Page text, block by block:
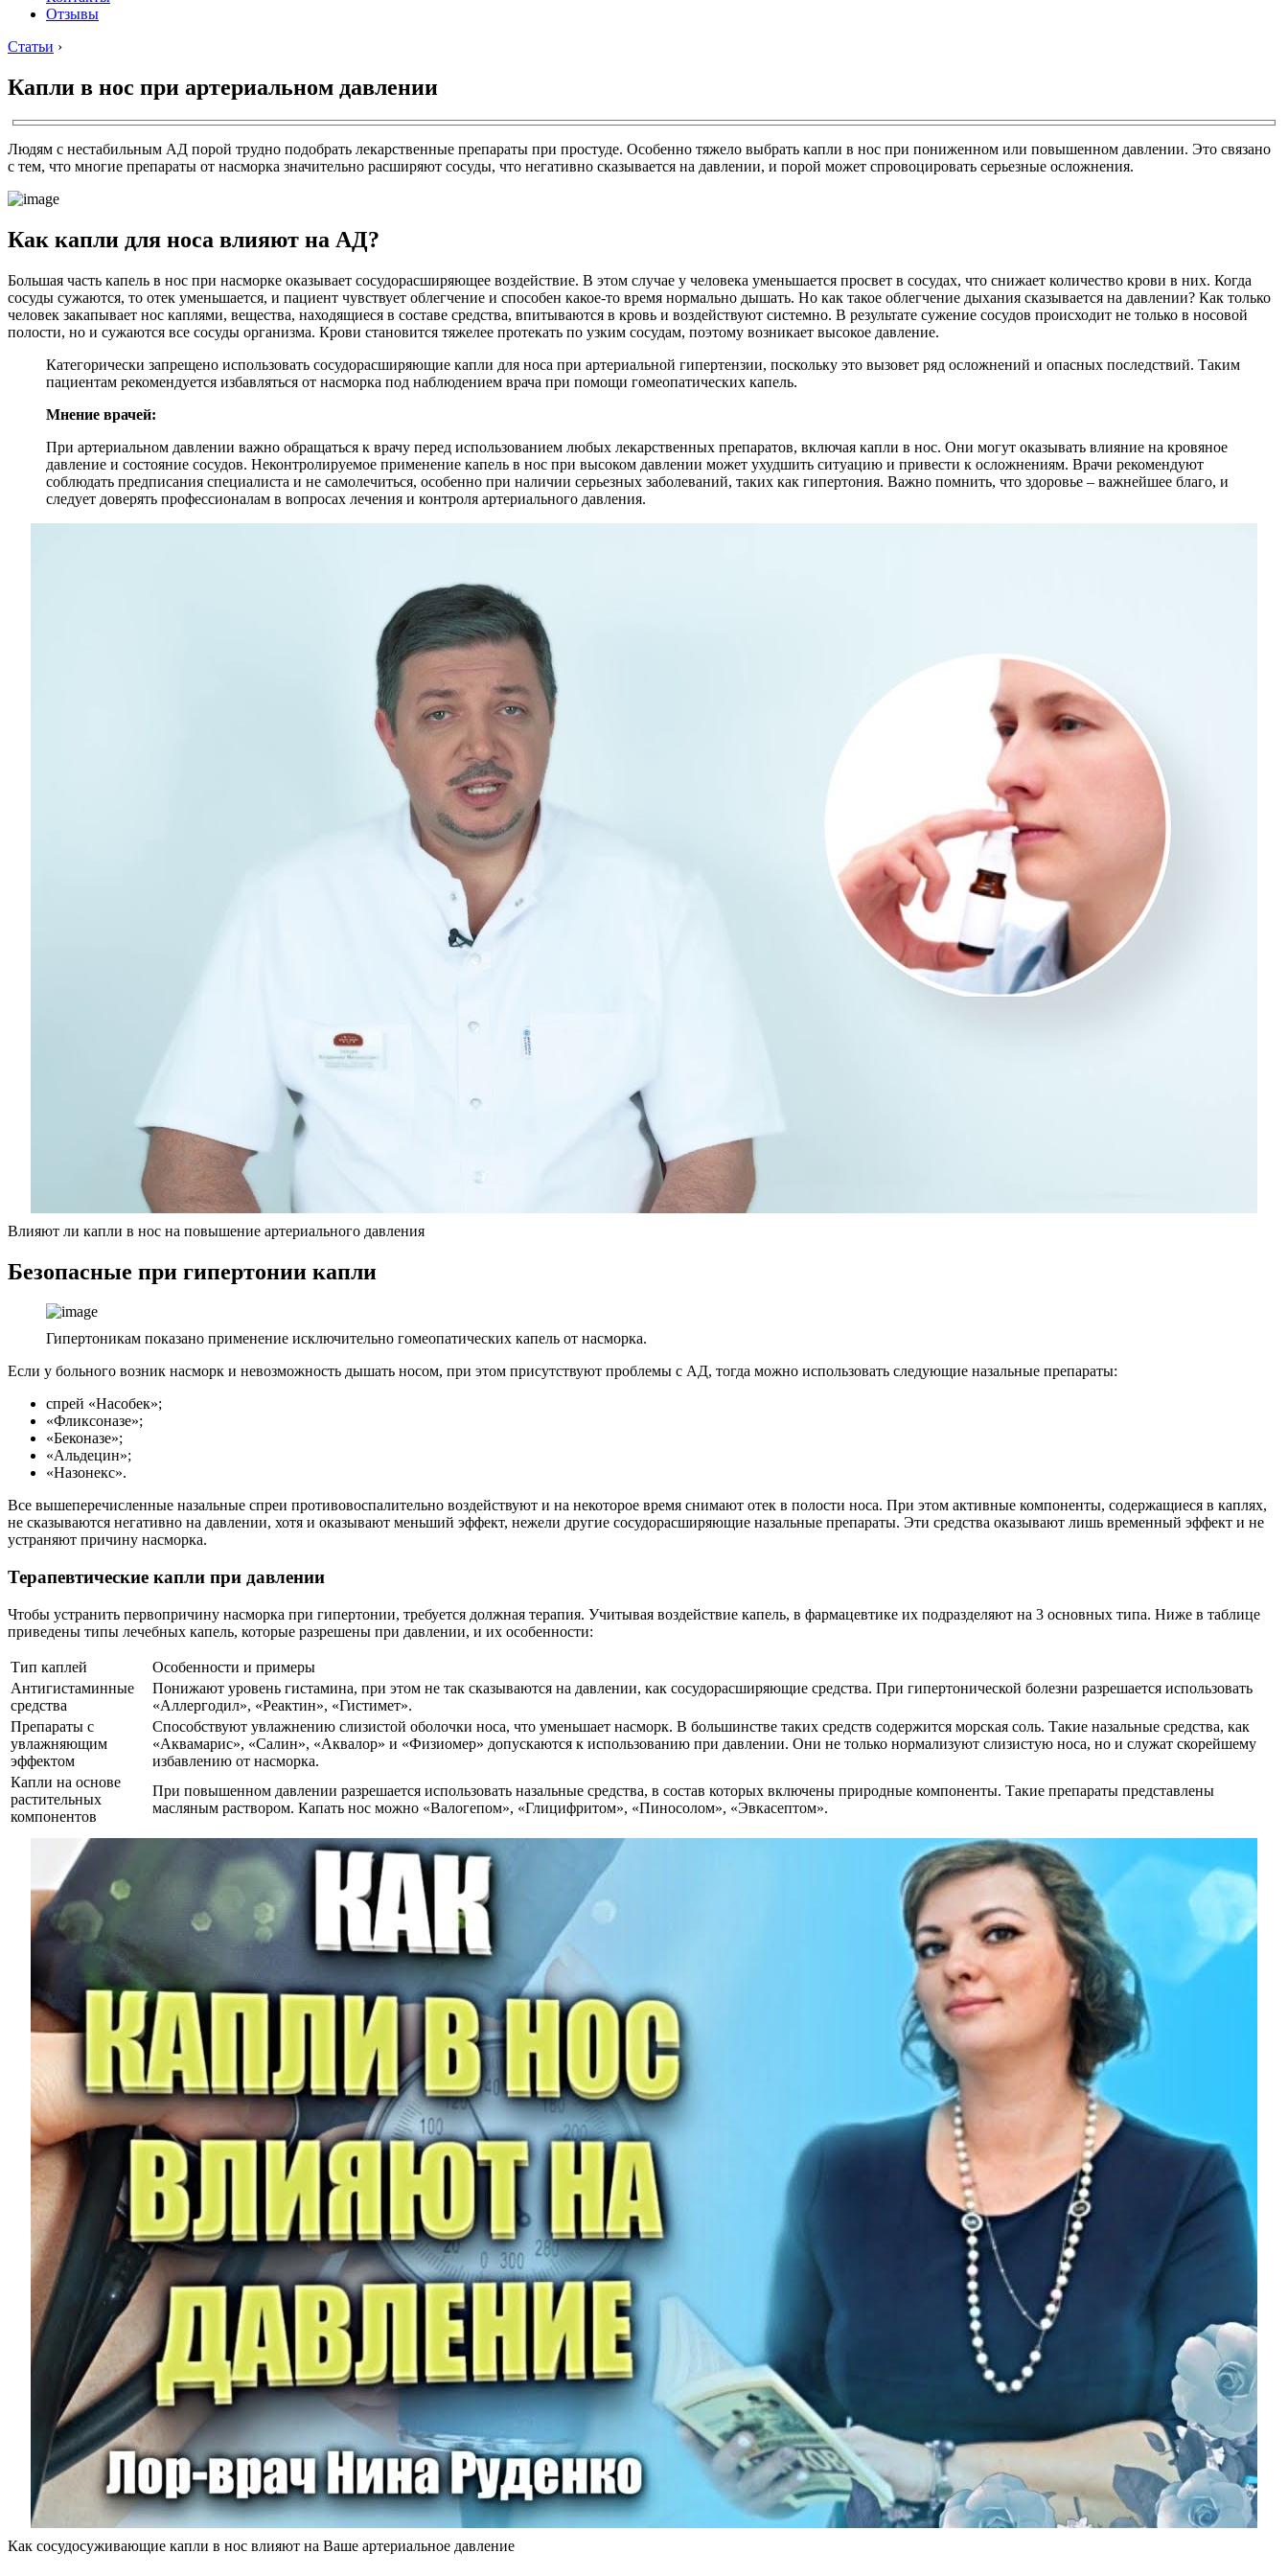
Отзывы
Статьи ›
Капли в нос при артериальном давлении
Людям с нестабильным АД порой трудно подобрать лекарственные препараты при простуде. Особенно тяжело выбрать капли в нос при пониженном или повышенном давлении. Это связано
с тем, что многие препараты от насморка значительно расширяют сосуды, что негативно сказывается на давлении, и порой может спровоцировать серьезные осложнения.
Как капли для носа влияют на АД?
Большая часть капель в нос при насморке оказывает сосудорасширяющее воздействие. В этом случае у человека уменьшается просвет в сосудах, что снижает количество крови в них. Когда
сосуды сужаются, то отек уменьшается, и пациент чувствует облегчение и способен какое-то время нормально дышать. Но как такое облегчение дыхания сказывается на давлении? Как только
человек закапывает нос каплями, вещества, находящиеся в составе средства, впитываются в кровь и воздействуют системно. В результате сужение сосудов происходит не только в носовой
полости, но и сужаются все сосуды организма. Крови становится тяжелее протекать по узким сосудам, поэтому возникает высокое давление.
Категорически запрещено использовать сосудорасширяющие капли для носа при артериальной гипертензии, поскольку это вызовет ряд осложнений и опасных последствий. Таким
пациентам рекомендуется избавляться от насморка под наблюдением врача при помощи гомеопатических капель.
Мнение врачей:
При артериальном давлении важно обращаться к врачу перед использованием любых лекарственных препаратов, включая капли в нос. Они могут оказывать влияние на кровяное
давление и состояние сосудов. Неконтролируемое применение капель в нос при высоком давлении может ухудшить ситуацию и привести к осложнениям. Врачи рекомендуют
соблюдать предписания специалиста и не самолечиться, особенно при наличии серьезных заболеваний, таких как гипертония. Важно помнить, что здоровье – важнейшее благо, и
следует доверять профессионалам в вопросах лечения и контроля артериального давления.
Влияют ли капли в нос на повышение артериального давления
Безопасные при гипертонии капли
Гипертоникам показано применение исключительно гомеопатических капель от насморка.
Если у больного возник насморк и невозможность дышать носом, при этом присутствуют проблемы с АД, тогда можно использовать следующие назальные препараты:
спрей «Насобек»;
«Фликсоназе»;
«Беконазе»;
«Альдецин»;
«Назонекс».
Все вышеперечисленные назальные спреи противовоспалительно воздействуют и на некоторое время снимают отек в полости носа. При этом активные компоненты, содержащиеся в каплях,
не сказываются негативно на давлении, хотя и оказывают меньший эффект, нежели другие сосудорасширяющие назальные препараты. Эти средства оказывают лишь временный эффект и не
устраняют причину насморка.
Терапевтические капли при давлении
Чтобы устранить первопричину насморка при гипертонии, требуется должная терапия. Учитывая воздействие капель, в фармацевтике их подразделяют на 3 основных типа. Ниже в таблице
приведены типы лечебных капель, которые разрешены при давлении, и их особенности:
Тип каплей
Особенности и примеры
Антигистаминные
средства
Понижают уровень гистамина, при этом не так сказываются на давлении, как сосудорасширяющие средства. При гипертонической болезни разрешается использовать
«Аллергодил», «Реактин», «Гистимет».
Препараты с
увлажняющим
эффектом
Способствуют увлажнению слизистой оболочки носа, что уменьшает насморк. В большинстве таких средств содержится морская соль. Такие назальные средства, как
«Аквамарис», «Салин», «Аквалор» и «Физиомер» допускаются к использованию при давлении. Они не только нормализуют слизистую носа, но и служат скорейшему
избавлению от насморка.
Капли на основе
растительных
компонентов
При повышенном давлении разрешается использовать назальные средства, в состав которых включены природные компоненты. Такие препараты представлены
масляным раствором. Капать нос можно «Валогепом», «Глицифритом», «Пиносолом», «Эвкасептом».
Как сосудосуживающие капли в нос влияют на Ваше артериальное давление